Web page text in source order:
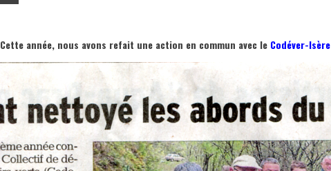
Cette année, nous avons refait une action en commun avec le Codéver-Isère